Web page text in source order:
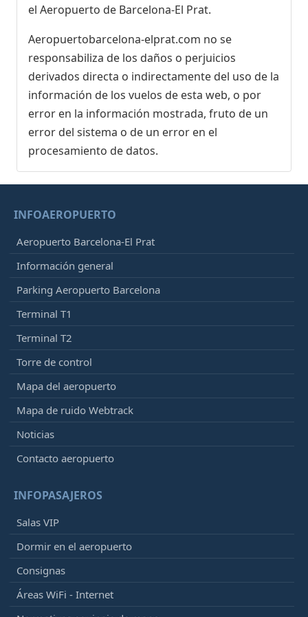
el Aeropuerto de Barcelona-El Prat.
Aeropuertobarcelona-elprat.com no se
responsabiliza de los daños o perjuicios
derivados directa o indirectamente del uso de la
información de los vuelos de esta web, o por
error en la información mostrada, fruto de un
error del sistema o de un error en el
procesamiento de datos.
INFOAEROPUERTO
Aeropuerto Barcelona-El Prat
Información general
Parking Aeropuerto Barcelona
Terminal T1
Terminal T2
Torre de control
Mapa del aeropuerto
Mapa de ruido Webtrack
Noticias
Contacto aeropuerto
INFOPASAJEROS
Salas VIP
Dormir en el aeropuerto
Consignas
Áreas WiFi - Internet